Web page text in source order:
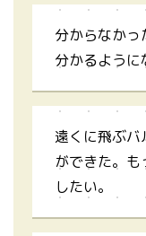
分からなか
分かるように
遠くに飛ぶバ
ができた。
したい。